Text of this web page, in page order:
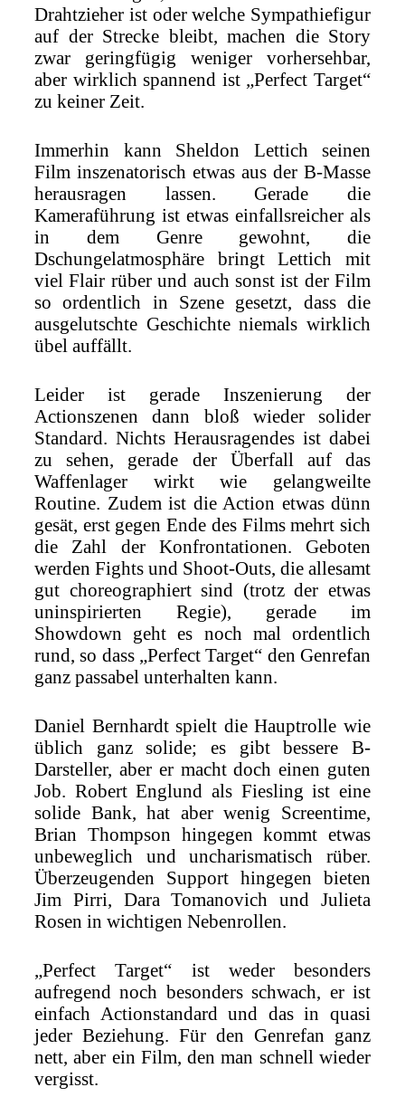
Drahtzieher ist oder welche Sympathiefigur
auf der Strecke bleibt, machen die Story
zwar geringfügig weniger vorhersehbar,
aber wirklich spannend ist „Perfect Target“
zu keiner Zeit.
Immerhin kann Sheldon Lettich seinen
Film inszenatorisch etwas aus der B-Masse
herausragen lassen. Gerade die
Kameraführung ist etwas einfallsreicher als
in dem Genre gewohnt, die
Dschungelatmosphäre bringt Lettich mit
viel Flair rüber und auch sonst ist der Film
so ordentlich in Szene gesetzt, dass die
ausgelutschte Geschichte niemals wirklich
übel auffällt.
Leider ist gerade Inszenierung der
Actionszenen dann bloß wieder solider
Standard. Nichts Herausragendes ist dabei
zu sehen, gerade der Überfall auf das
Waffenlager wirkt wie gelangweilte
Routine. Zudem ist die Action etwas dünn
gesät, erst gegen Ende des Films mehrt sich
die Zahl der Konfrontationen. Geboten
werden Fights und Shoot-Outs, die allesamt
gut choreographiert sind (trotz der etwas
uninspirierten Regie), gerade im
Showdown geht es noch mal ordentlich
rund, so dass „Perfect Target“ den Genrefan
ganz passabel unterhalten kann.
Daniel Bernhardt spielt die Hauptrolle wie
üblich ganz solide; es gibt bessere B-
Darsteller, aber er macht doch einen guten
Job. Robert Englund als Fiesling ist eine
solide Bank, hat aber wenig Screentime,
Brian Thompson hingegen kommt etwas
unbeweglich und uncharismatisch rüber.
Überzeugenden Support hingegen bieten
Jim Pirri, Dara Tomanovich und Julieta
Rosen in wichtigen Nebenrollen.
„Perfect Target“ ist weder besonders
aufregend noch besonders schwach, er ist
einfach Actionstandard und das in quasi
jeder Beziehung. Für den Genrefan ganz
nett, aber ein Film, den man schnell wieder
vergisst.